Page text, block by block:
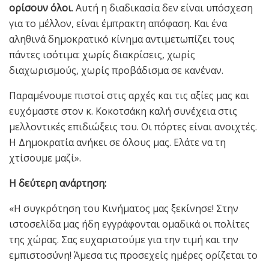
ορίσουν όλοι. Αυτή η διαδικασία δεν είναι υπόσχεση
για το μέλλον, είναι έμπρακτη απόφαση. Και ένα
αληθινά δημοκρατικό κίνημα αντιμετωπίζει τους
πάντες ισότιμα: χωρίς διακρίσεις, χωρίς
διαχωρισμούς, χωρίς προβάδισμα σε κανέναν.
Παραμένουμε πιστοί στις αρχές και τις αξίες μας και
ευχόμαστε στον κ. Κοκοτσάκη καλή συνέχεια στις
μελλοντικές επιδιώξεις του. Οι πόρτες είναι ανοιχτές.
Η Δημοκρατία ανήκει σε όλους μας. Ελάτε να τη
χτίσουμε μαζί».
Η δεύτερη ανάρτηση:
«Η συγκρότηση του Κινήματος μας ξεκίνησε! Στην
ιστοσελίδα μας ήδη εγγράφονται ομαδικά οι πολίτες
της χώρας. Σας ευχαριστούμε για την τιμή και την
εμπιστοσύνη! Άμεσα τις προσεχείς ημέρες ορίζεται το